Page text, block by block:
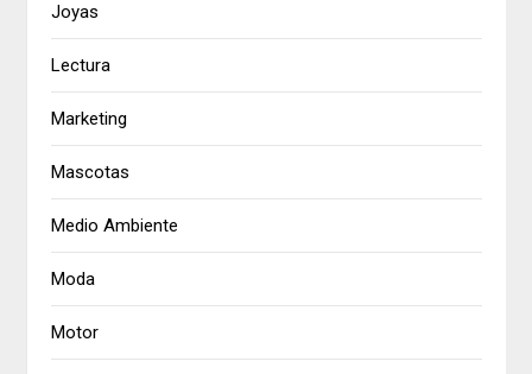
Joyas
Lectura
Marketing
Mascotas
Medio Ambiente
Moda
Motor